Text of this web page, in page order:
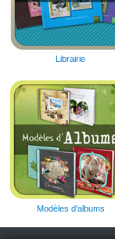
Librairie
Modèles d'albums